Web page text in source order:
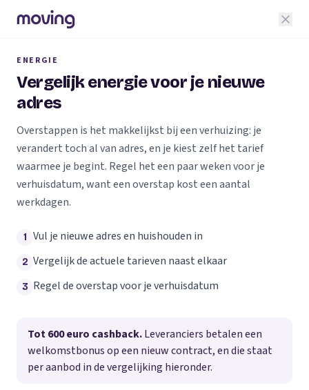
ENERGIE
Vergelijk energie voor je nieuwe
adres
Overstappen is het makkelijkst bij een verhuizing: je
verandert toch al van adres, en je kiest zelf het tarief
waarmee je begint. Regel het een paar weken voor je
verhuisdatum, want een overstap kost een aantal
werkdagen.
1 Vul je nieuwe adres en huishouden in
2 Vergelijk de actuele tarieven naast elkaar
3 Regel de overstap voor je verhuisdatum
Tot 600 euro cashback.Leveranciers betalen een
welkomstbonus op een nieuw contract, en die staat
per aanbod in de vergelijking hieronder.